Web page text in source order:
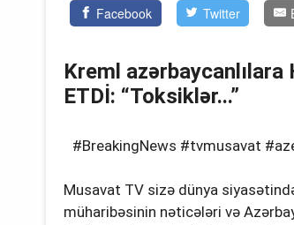
Facebook Twitter
Kreml
ETDİ: “Toksiklər...”
#BreakingNews #tvmusavat
Musavat TV sizə dünya
müharibəsinin nəticələri və